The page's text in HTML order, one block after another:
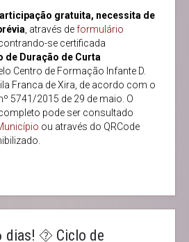
gratuita, necessita de
, através deformulário
se certificada
de Duração de Curta
Centro de Formação Infante D.
Franca de Xira, de acordo com o
5741/2015 de 29 de maio. O
pode ser consultado
ou através do QRCode
dias! ⯑ Ciclo de